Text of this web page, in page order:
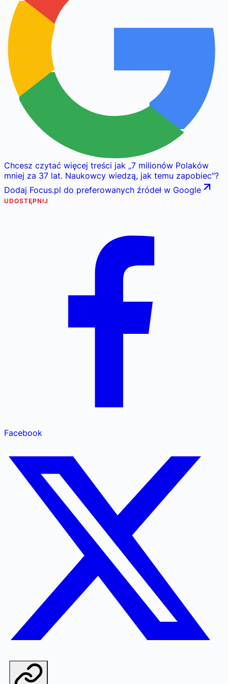
Chcesz czytać więcej treści jak „7 milionów Polaków
mniej za 37 lat. Naukowcy wiedzą, jak temu zapobiec"?
Dodaj Focus.pl do preferowanych źródeł w Google
UDOSTĘPNIJ
Facebook